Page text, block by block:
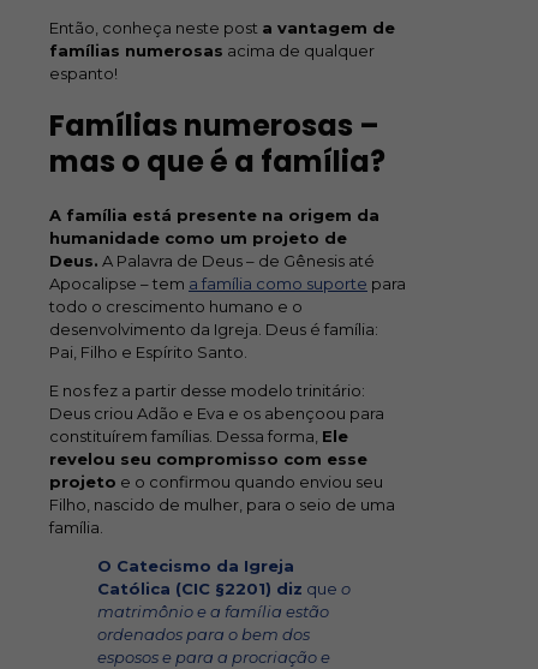
Então, conheça neste post a vantagem de
famílias numerosas acima de qualquer
espanto!
Famílias numerosas –
mas o que é a família?
A família está presente na origem da
humanidade como um projeto de
Deus. A Palavra de Deus – de Gênesis até
Apocalipse – tem a família como suporte para
todo o crescimento humano e o
desenvolvimento da Igreja. Deus é família:
Pai, Filho e Espírito Santo.
E nos fez a partir desse modelo trinitário:
Deus criou Adão e Eva e os abençoou para
constituírem famílias. Dessa forma, Ele
revelou seu compromisso com esse
projeto e o confirmou quando enviou seu
Filho, nascido de mulher, para o seio de uma
família.
O Catecismo da Igreja
Católica (CIC §2201) diz que o
matrimônio e a família estão
ordenados para o bem dos
esposos e para a procriação e